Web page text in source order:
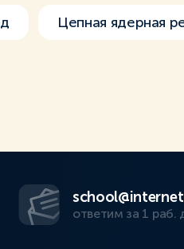
Цепная ядерная
ответим за 1 раб.